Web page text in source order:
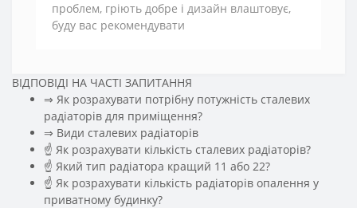
проблем, гріють добре і дизайн влаштовує,
буду вас рекомендувати
ВІДПОВІДІ НА ЧАСТІ ЗАПИТАННЯ
⇒ Як розрахувати потрібну потужність сталевих
радіаторів для приміщення?
️⇒ Види сталевих радіаторів
☝ Як розрахувати кількість сталевих радіаторів?
☝ Який тип радіатора кращий 11 або 22?
☝ Як розрахувати кількість радіаторів опалення у
приватному будинку?